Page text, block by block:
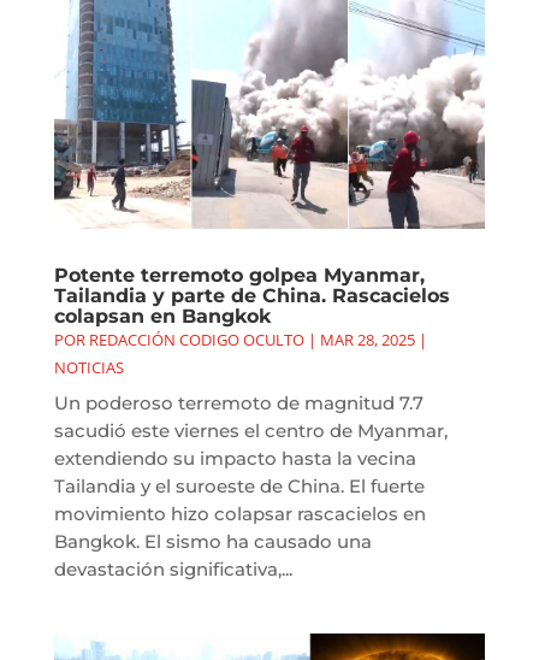
Potente terremoto golpea Myanmar,
Tailandia y parte de China. Rascacielos
colapsan en Bangkok
POR REDACCIÓN CODIGO OCULTO| MAR 28, 2025|
NOTICIAS
Un poderoso terremoto de magnitud 7.7
sacudió este viernes el centro de Myanmar,
extendiendo su impacto hasta la vecina
Tailandia y el suroeste de China. El fuerte
movimiento hizo colapsar rascacielos en
Bangkok. El sismo ha causado una
devastación significativa,...